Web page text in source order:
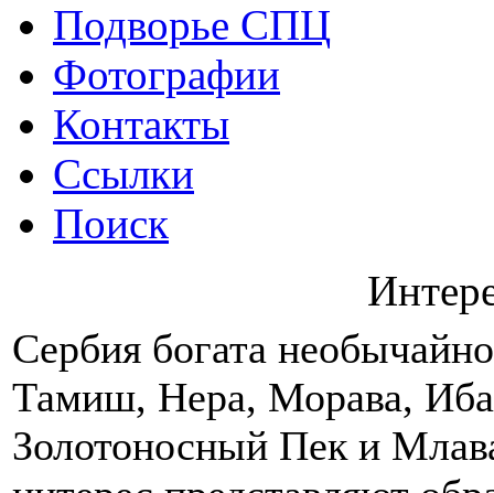
Подворье СПЦ
Фотографии
Контакты
Ссылки
Поиск
Сербия богата
Тамиш, Нера, Морава,
Золотоносный Пек и